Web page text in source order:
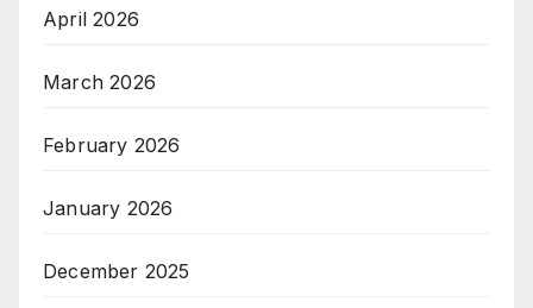
April 2026
March 2026
February 2026
January 2026
December 2025